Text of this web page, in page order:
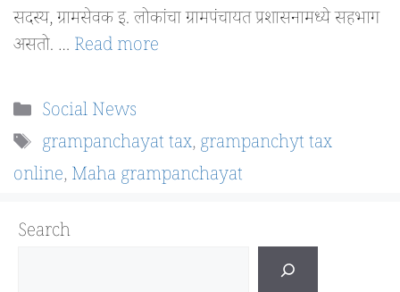
सदस्य, ग्रामसेवक इ. लोकांचा ग्रामपंचायत प्रशासनामध्ये सहभाग
असतो. … Read more
Categories
Social News
Tags
grampanchayat tax,grampanchyt tax
online,Maha grampanchayat
Search